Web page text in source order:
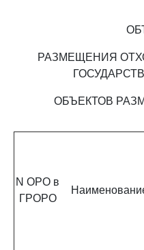
РАЗМЕЩЕНИЯ
ОБЪЕКТОВ
N ОРО в
ГРОРО